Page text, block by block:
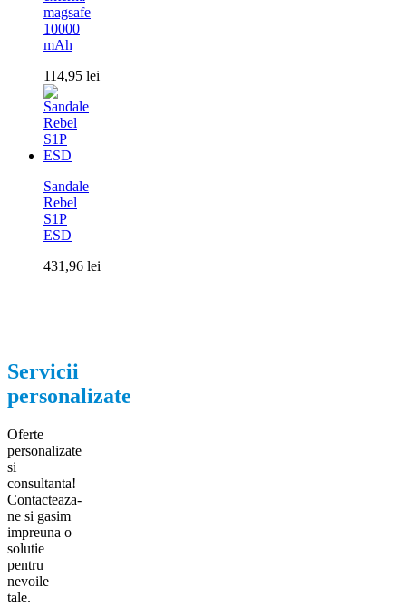
magsafe
10000
mAh
114,95 lei
Sandale
Rebel
S1P
ESD
431,96 lei
Servicii
personalizate
Oferte
personalizate
si
consultanta!
Contacteaza-
ne si gasim
impreuna o
solutie
pentru
nevoile
tale.